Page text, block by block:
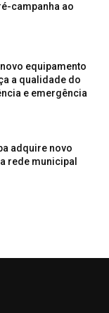
campanha ao
equipamento
a qualidade do
e emergência
adquire novo
rede municipal